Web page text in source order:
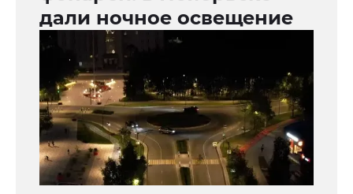
дали ночное освещение